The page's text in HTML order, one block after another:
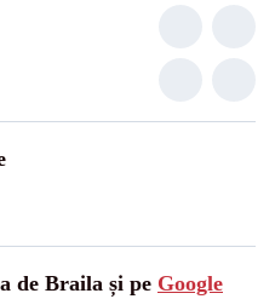
de Braila și pe Google